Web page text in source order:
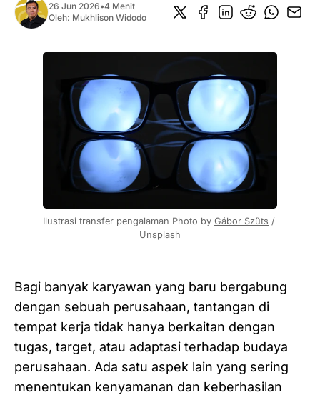
26 Jun 2026•4 Menit
Oleh: Mukhlison Widodo
Ilustrasi transfer pengalaman Photo by Gábor Szűts
Unsplash
Bagi banyak karyawan yang baru bergabung
dengan sebuah perusahaan, tantangan di
tempat kerja tidak hanya berkaitan dengan
tugas, target, atau adaptasi terhadap budaya
perusahaan. Ada satu aspek lain yang sering
menentukan kenyamanan dan keberhasilan